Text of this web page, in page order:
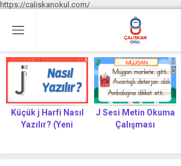
https://caliskanokul.com/
Küçük j Harfi Nasıl
Yazılır? (Yeni
J Sesi Metin Okuma
Çalışması